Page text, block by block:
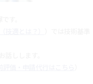
す。
話しします。
価・申請代行はこちら